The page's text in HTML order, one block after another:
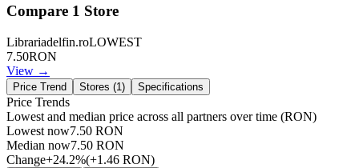
Compare 1 Store
Librariadelfin.roLOWEST
7.50RON
View →
Price Trend Stores (1) Specifications
Price Trends
Lowest and median price across all partners over time (RON)
Lowest now7.50 RON
Median now7.50 RON
Change+24.2%(+1.46 RON)